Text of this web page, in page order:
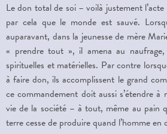
Le don total de soi – voilà justement l’acte
par cela que le monde est sauvé.
auparavant, dans la jeunesse de mère
« prendre tout », il amena au naufrage,
spirituelles et matérielles. Par contre
à faire don, ils accomplissent le grand
ce commandement doit aussi s’étendre
vie de la société – à tout, même au pain
terre cesse de produire quand l’homme en